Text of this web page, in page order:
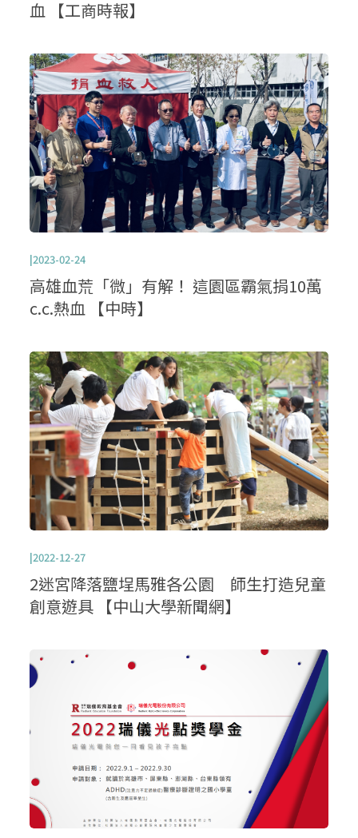
血 【工商時報】
|2023-02-24
高雄血荒「微」有解！ 這園區霸氣捐10萬
c.c.熱血 【中時】
|2022-12-27
2迷宮降落鹽埕馬雅各公園 師生打造兒童
創意遊具 【中山大學新聞網】